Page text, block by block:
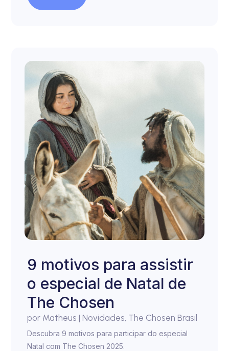
9 motivos para assistir
o especial de Natal de
The Chosen
por Matheus | Novidades, The Chosen Brasil
Descubra 9 motivos para participar do especial
Natal com The Chosen 2025.